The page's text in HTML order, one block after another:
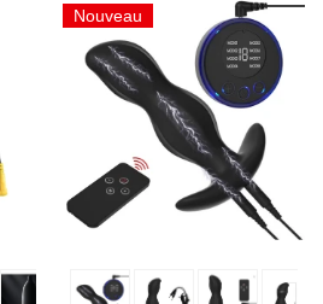
Nouveau